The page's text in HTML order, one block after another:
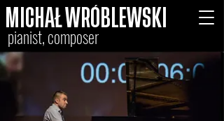
MICHAŁ WRÓBLEWSKI
pianist, composer